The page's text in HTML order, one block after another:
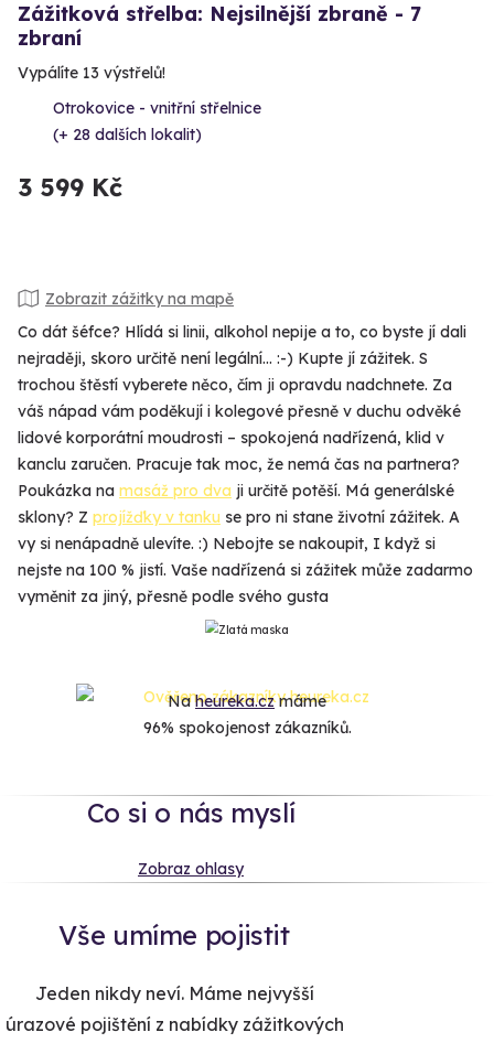
Zážitková střelba: Nejsilnější zbraně - 7
zbraní
Vypálíte 13 výstřelů!
Otrokovice - vnitřní střelnice
(+ 28 dalších lokalit)
3 599 Kč
Zobrazit zážitky na mapě
Co dát šéfce? Hlídá si linii, alkohol nepije a to, co byste jí dali
nejraději, skoro určitě není legální... :-) Kupte jí zážitek. S
trochou štěstí vyberete něco, čím ji opravdu nadchnete. Za
váš nápad vám poděkují i kolegové přesně v duchu odvěké
lidové korporátní moudrosti – spokojená nadřízená, klid v
kanclu zaručen. Pracuje tak moc, že nemá čas na partnera?
Poukázka na masáž pro dva ji určitě potěší. Má generálské
sklony? Z projížďky v tanku se pro ni stane životní zážitek. A
vy si nenápadně ulevíte. :) Nebojte se nakoupit, I když si
nejste na 100 % jistí. Vaše nadřízená si zážitek může zadarmo
vyměnit za jiný, přesně podle svého gusta
Naheureka.czmáme
96% spokojenost zákazníků.
Co si o nás myslí
Zobraz ohlasy
Vše umíme pojistit
Jeden nikdy neví. Máme nejvyšší
úrazové pojištění z nabídky zážitkových